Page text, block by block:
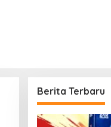
Berita Terbaru